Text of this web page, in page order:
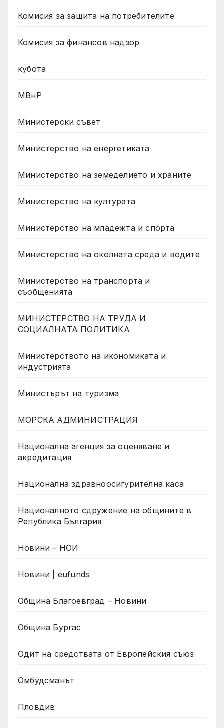
Комисия за защита на потребителите
Комисия за финансов надзор
кубота
МВнР
Министерски съвет
Министерство на енергетиката
Министерство на земеделието и храните
Министерство на културата
Министерство на младежта и спорта
Министерство на околната среда и водите
Министерство на транспорта и
съобщенията
МИНИСТЕРСТВО НА ТРУДА И
СОЦИАЛНАТА ПОЛИТИКА
Министерството на икономиката и
индустрията
Министърът на туризма
МОРСКА АДМИНИСТРАЦИЯ
Национална агенция за оценяване и
акредитация
Национална здравноосигурителна каса
Националното сдружение на общините в
Република България
Новини – НОИ
Новини | eufunds
Община Благоевград – Новини
Община Бургас
Одит на средствата от Европейския съюз
Омбудсманът
Пловдив